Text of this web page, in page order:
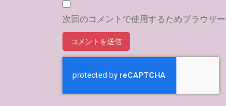
次回のコメントで使用するためブラウザ